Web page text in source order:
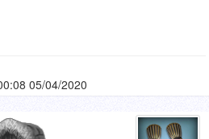
05/04/2020